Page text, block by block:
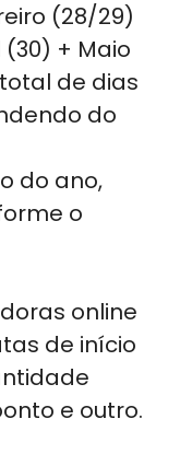
(28/29)
(30) + Maio
de dias
do
do ano,
o
online
de início
e outro.